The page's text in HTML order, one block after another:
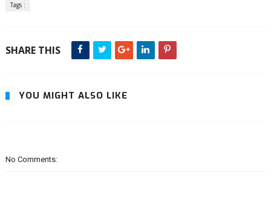
Tags :
SHARE THIS
YOU MIGHT ALSO LIKE
No Comments: